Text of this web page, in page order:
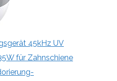
45kHz UV
für Zahnschiene